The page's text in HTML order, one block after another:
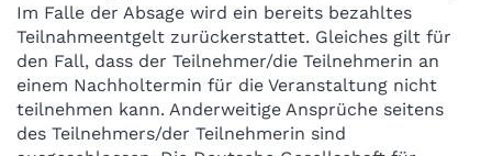
Im Falle der Absage wird ein bereits bezahltes
Teilnahmeentgelt zurückerstattet. Gleiches gilt für
den Fall, dass der Teilnehmer/die Teilnehmerin an
einem Nachholtermin für die Veranstaltung nicht
teilnehmen kann. Anderweitige Ansprüche seitens
des Teilnehmers/der Teilnehmerin sind